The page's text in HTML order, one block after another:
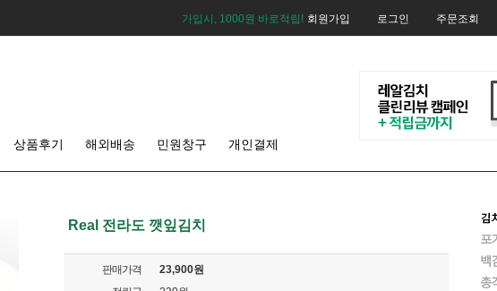
가입시, 1000원 바로적립! 회원가입 로그인 주문조회
상품후기 해외배송 민원창구 개인결제
Real 전라도 깻잎김치
판매가격
23,900원